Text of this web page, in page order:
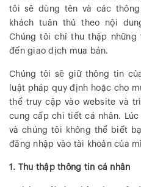
tôi sẽ dùng tên và các
khách tuân thủ theo nội
Chúng tôi chỉ thu thập
đến giao dịch mua bán.
Chúng tôi sẽ giữ thông tin
luật pháp quy định hoặc cho
thể truy cập vào website và
cung cấp chi tiết cá nhân.
và chúng tôi không thể biết
đăng nhập vào tài khoản của
1. Thu thập thông tin cá nhân